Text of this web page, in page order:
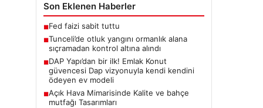
Son Eklenen Haberler
■Fed faizi sabit tuttu
■Tunceli’de otluk yangını ormanlık alana
sıçramadan kontrol altına alındı
■DAP Yapı’dan bir ilk! Emlak Konut
güvencesi Dap vizyonuyla kendi kendini
ödeyen ev modeli
■Açık Hava Mimarisinde Kalite ve bahçe
mutfağı Tasarımları